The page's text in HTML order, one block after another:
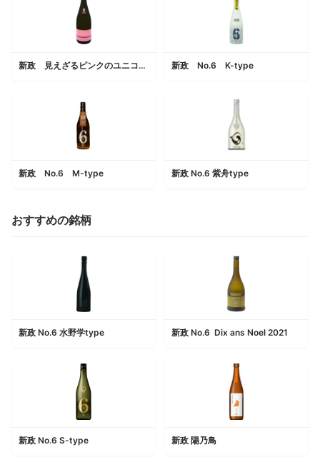
新政 見えざるピンクのユニコーン 新政 No.6 K-type
新政 No.6 M-type 新政 No.6 紫舟type
おすすめの銘柄
新政 No.6 水野学type 新政 No.6 Dix ans Noel 2021
新政 No.6 S-type 新政 陽乃鳥